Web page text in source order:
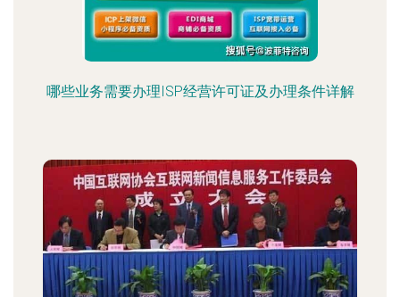
哪些业务需要办理ISP经营许可证及办理条件详解